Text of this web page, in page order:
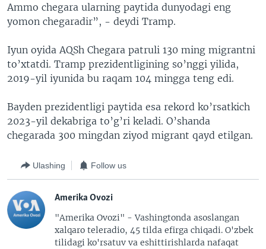
Ammo chegara ularning paytida dunyodagi eng
yomon chegaradir”, - deydi Tramp.
Iyun oyida AQSh Chegara patruli 130 ming migrantni
to’xtatdi. Tramp prezidentligining so’nggi yilida,
2019-yil iyunida bu raqam 104 mingga teng edi.
Bayden prezidentligi paytida esa rekord ko’rsatkich
2023-yil dekabriga to’g’ri keladi. O’shanda
chegarada 300 mingdan ziyod migrant qayd etilgan.
Ulashing Follow us
Amerika Ovozi
"Amerika Ovozi" - Vashingtonda asoslangan
xalqaro teleradio, 45 tilda efirga chiqadi. O'zbek
tilidagi ko'rsatuv va eshittirishlarda nafaqat